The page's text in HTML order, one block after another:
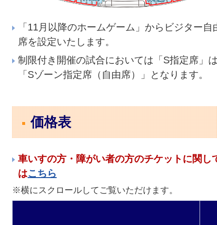
「11月以降のホームゲーム」からビジター自
席を設定いたします。
制限付き開催の試合においては「S指定席」
「Sゾーン指定席（自由席）」となります。
価格表
車いすの方・障がい者の方のチケットに関し
はこちら